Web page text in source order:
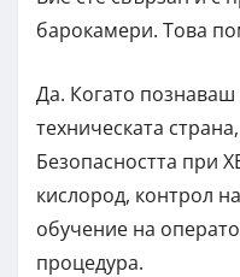
барокамери. Това
Да. Когато
техническата
Безопасността при
кислород, контрол
обучение на
процедура.